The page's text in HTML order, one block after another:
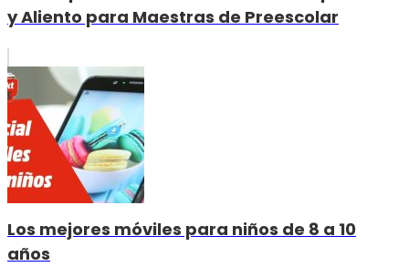
y Aliento para Maestras de Preescolar
Los mejores móviles para niños de 8 a 10
años